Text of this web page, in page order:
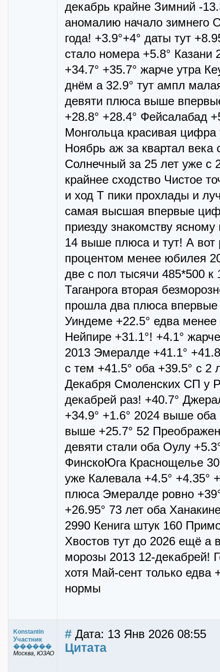
декабрь крайне Зимний -
аномалию начало зимнего
года! +3.9°+4° даты тут
стало номера +5.8° Казани
+34.7° +35.7° жарче утра
днём а 32.9° тут ампл
девяти плюса выше
+28.8° +28.4° Фейсалабад
Монгольца красивая
Ноябрь аж за квартал
Солнечный за 25 лет уже с
крайнее сходство Чистое
и ход Т пики прохлады и
самая высшая впервые
приезду знакомству
14 выше плюса и тут! А
процентом менее юбилея
две с пол тысячи 485*500
Таганрога вторая
прошла два плюса
Уиндеме +22.5° едва
Нейпире +31.1°! +4.1°
2013 Эмералде +41.1°
с тем +41.5° оба +39.5° с
Декабря Смоленских СП у
декабрей раз! +40.7°
+34.9° +1.6° 2024 выше
выше +25.7° 52
девяти стали оба Оулу
ФинскоЮга Краснощелье
уже Калевала +4.5° +4.35°
плюса Эмералде ровно
+26.95° 73 лет оба
2990 Кенига штук 160
Хвостов тут до 2026 ещё а
морозы 2013 12-декабрей!
хотя Май-сент только едва
нормы
Konstantin
Участник
������
Москва, ЮЗАО
# Дата: 13 Янв 2026 08:55
Цитата